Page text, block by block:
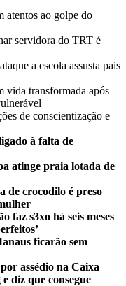
atentos ao golpe do
servidora do TRT é
a escola assusta pais
vida transformada após
de conscientização e
à falta de
atinge praia lotada de
de crocodilo é preso
faz s3xo há seis meses
ficarão sem
assédio na Caixa
diz que consegue